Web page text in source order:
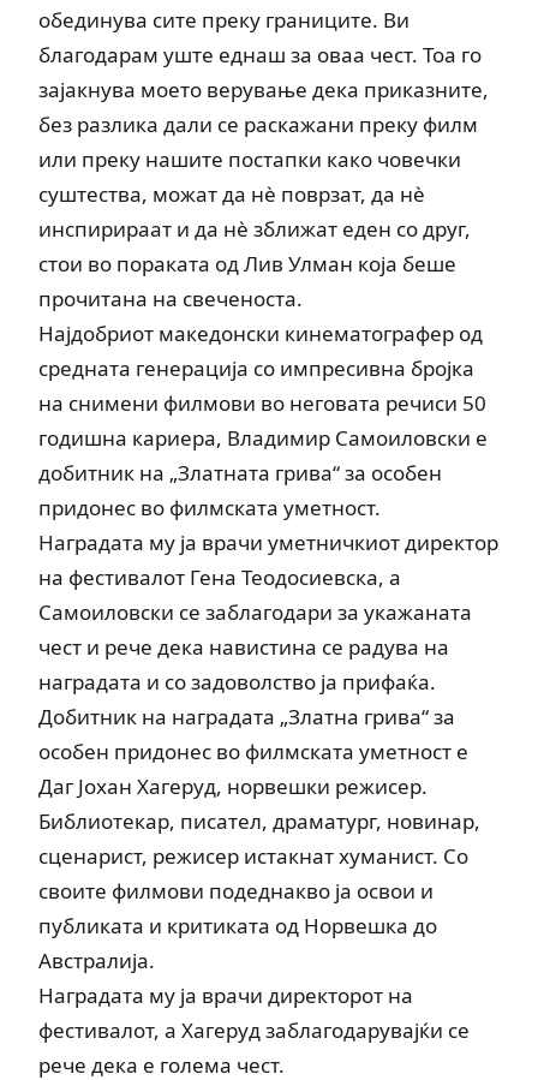
обединува сите преку границите. Ви
благодарам уште еднаш за оваа чест. Тоа го
зајакнува моето верување дека приказните,
без разлика дали се раскажани преку филм
или преку нашите постапки како човечки
суштества, можат да нè поврзат, да нè
инспирираат и да нè зближат еден со друг,
стои во пораката од Лив Улман која беше
прочитана на свеченоста.
Најдобриот македонски кинематографер од
средната генерација со импресивна бројка
на снимени филмови во неговата речиси 50
годишна кариера, Владимир Самоиловски е
добитник на „Златната грива“ за особен
придонес во филмската уметност.
Наградата му ја врачи уметничкиот директор
на фестивалот Гена Теодосиевска, а
Самоиловски се заблагодари за укажаната
чест и рече дека навистина се радува на
наградата и со задоволство ја прифаќа.
Добитник на наградата „Златна грива“ за
особен придонес во филмската уметност е
Даг Јохан Хагеруд, норвешки режисер.
Библиотекар, писател, драматург, новинар,
сценарист, режисер истакнат хуманист. Со
своите филмови подеднакво ја освои и
публиката и критиката од Норвешка до
Австралија.
Наградата му ја врачи директорот на
фестивалот, а Хагеруд заблагодарувајќи се
рече дека е голема чест.